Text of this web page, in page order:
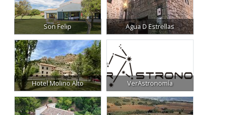
Son Felip Agua D Estrellas
Hotel Molino Alto VerAstronomía